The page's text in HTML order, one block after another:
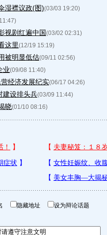
湿襟议政(图)(03/03 19:20)
视剧红遍中国(03/02 02:31)
这里(12/19 15:19)
被明显低估(09/11 02:56)
业(09/08 11:40)
经济发展纪实(06/17 04:26)
建设排头兵(03/09 11:44)
晓(01/10 08:16)
隐藏地址 设为辩论话题